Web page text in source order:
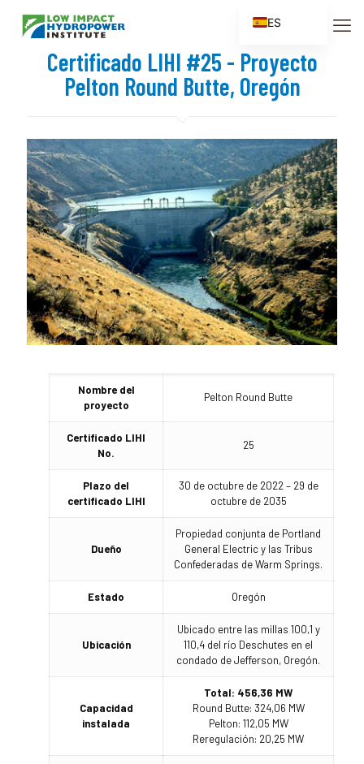
Certificado LIHI #25 - Proyecto
Pelton Round Butte, Oregón
Nombre del
proyecto
Pelton Round Butte
Certificado LIHI
No.
25
Plazo del
certificado LIHI
30 de octubre de 2022 – 29 de
octubre de 2035
Dueño
Propiedad conjunta de Portland
General Electric y las Tribus
Confederadas de Warm Springs.
Estado Oregón
Ubicación
Ubicado entre las millas 100,1 y
110,4 del río Deschutes en el
condado de Jefferson, Oregón.
Capacidad
instalada
Total: 456,36 MW
Round Butte: 324,06 MW
Pelton: 112,05 MW
Reregulación: 20,25 MW
ES
FR
ZH